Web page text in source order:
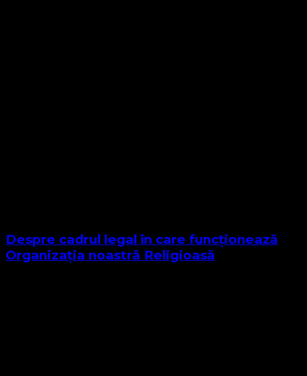
Despre cadrul legal în care funcționează
Organizația noastră Religioasă